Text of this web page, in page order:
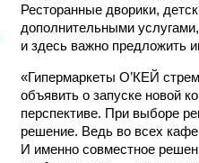
Ресторанные дворики,
дополнительными
и здесь важно предложить
«Гипермаркеты О’КЕЙ
объявить о запуске новой
перспективе. При выборе
решение. Ведь во всех
И именно совместное